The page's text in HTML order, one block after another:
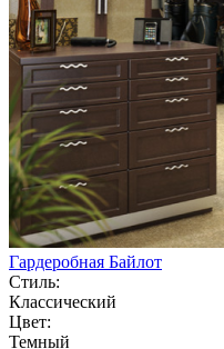
Гардеробная Байлот
Стиль:
Классический
Цвет:
Темный